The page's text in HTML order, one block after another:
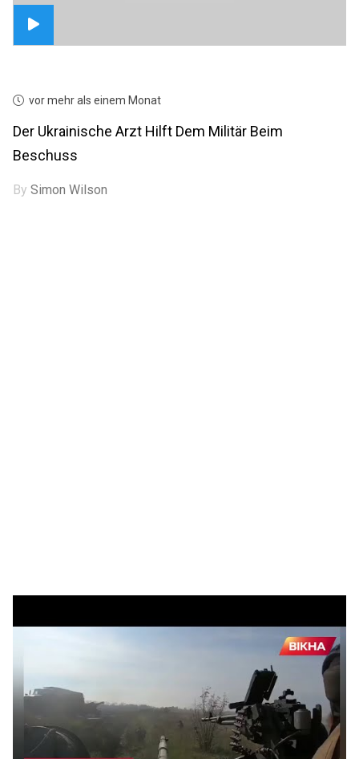
vor mehr als einem Monat
Der Ukrainische Arzt Hilft Dem Militär Beim
Beschuss
BySimon Wilson